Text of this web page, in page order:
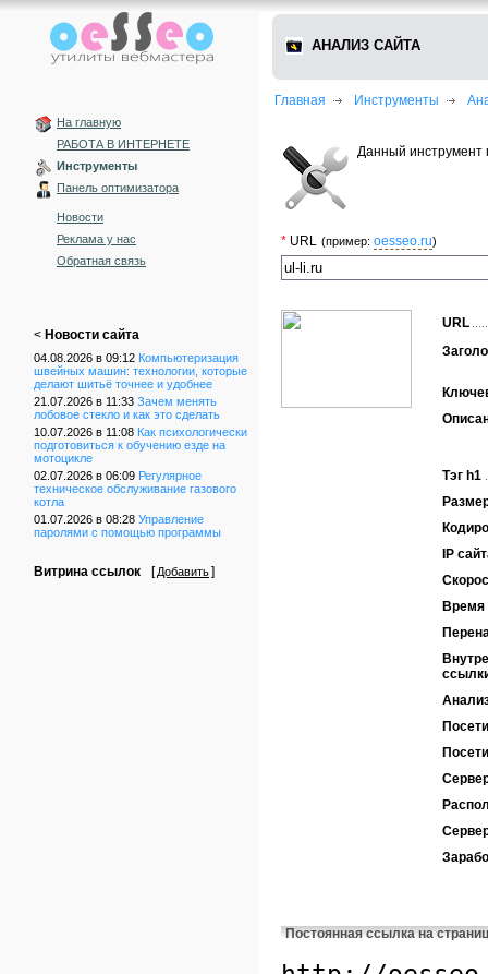
На главную
РАБОТА В ИНТЕРНЕТЕ
Инструменты
Панель оптимизатора
Новости
Реклама у нас
Обратная связь
< Новости сайта
04.08.2026 в 09:12 Компьютеризация
швейных машин: технологии, которые
делают шитьё точнее и удобнее
21.07.2026 в 11:33 Зачем менять
лобовое стекло и как это сделать
10.07.2026 в 11:08 Как психологически
подготовиться к обучению езде на
мотоцикле
02.07.2026 в 06:09 Регулярное
техническое обслуживание газового
котла
01.07.2026 в 08:28 Управление
паролями с помощью программы
Витрина ссылок [ Добавить]
АНАЛИЗ САЙТА
Главная Инструменты
Данный инструмент
* URL (пример: oesseo.ru)
URL
Тэг h1
IP
Время
Постоянная ссылка на